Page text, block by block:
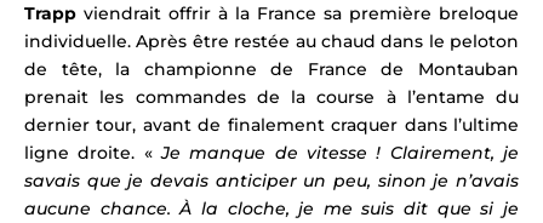
Trapp viendrait offrir à la France sa première breloque
individuelle. Après être restée au chaud dans le peloton
de tête, la championne de France de Montauban
prenait les commandes de la course à l’entame du
dernier tour, avant de finalement craquer dans l’ultime
ligne droite. «Je manque de vitesse ! Clairement, je
savais que je devais anticiper un peu, sinon je n’avais
aucune chance. À la cloche, je me suis dit que si je